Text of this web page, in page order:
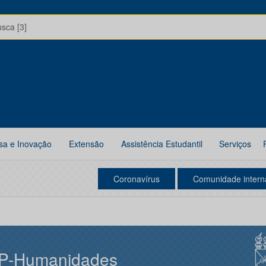
[3]
e Inovação Extensão Assistência Estudantil Serviços
Coronavírus Comunidade
Humanidades